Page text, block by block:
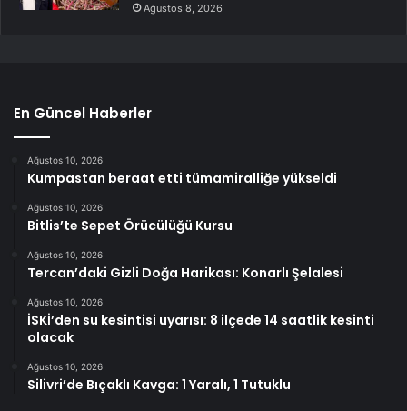
Ağustos 8, 2026
En Güncel Haberler
Ağustos 10, 2026
Kumpastan beraat etti tümamiralliğe yükseldi
Ağustos 10, 2026
Bitlis’te Sepet Örücülüğü Kursu
Ağustos 10, 2026
Tercan’daki Gizli Doğa Harikası: Konarlı Şelalesi
Ağustos 10, 2026
İSKİ’den su kesintisi uyarısı: 8 ilçede 14 saatlik kesinti
olacak
Ağustos 10, 2026
Silivri’de Bıçaklı Kavga: 1 Yaralı, 1 Tutuklu